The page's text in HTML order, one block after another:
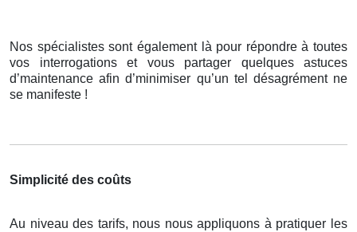
Nos spécialistes sont également là pour répondre à toutes
vos interrogations et vous partager quelques astuces
d’maintenance afin d’minimiser qu’un tel désagrément ne
se manifeste !
Simplicité des coûts
Au niveau des tarifs, nous nous appliquons à pratiquer les